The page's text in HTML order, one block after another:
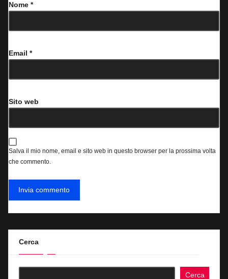
Nome *
Email *
Sito web
Salva il mio nome, email e sito web in questo browser per la prossima volta
che commento.
Cerca
Cerca